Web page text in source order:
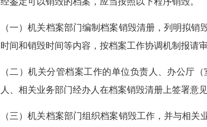
（一）机关档案部门编制档案销毁清册，列明拟
时间和销毁时间等内容，按档案工作协调机制报请
（二）机关分管档案工作的单位负责人、办公厅
人、相关业务部门经办人在档案销毁清册上签署意见
（三）机关档案部门组织档案销毁工作，并与相